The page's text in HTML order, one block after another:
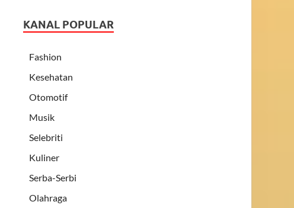
KANAL POPULAR
Fashion
Kesehatan
Otomotif
Musik
Selebriti
Kuliner
Serba-Serbi
Olahraga